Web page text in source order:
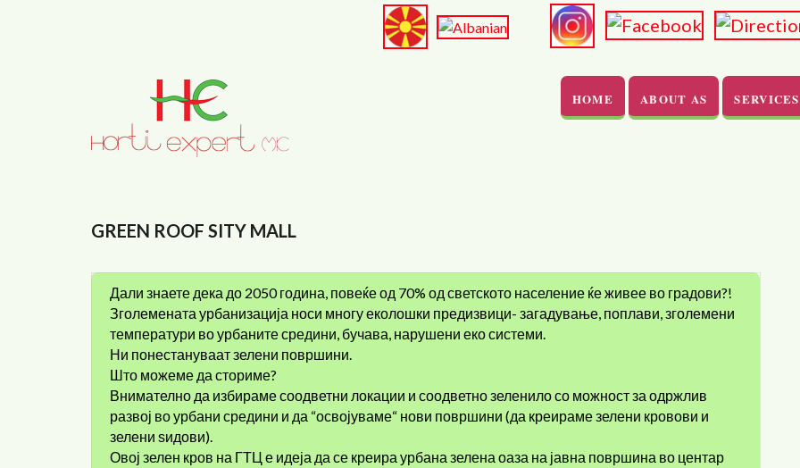
HOME ABOUT AS SERVICES
GREEN ROOF SITY ​​MALL
Дали знаете дека до 2050 година, повеќе од 70% од светското население ќе живее во градови?!
Зголемената урбанизација носи многу еколошки предизвици- загадување, поплави, зголемени
температури во урбаните средини, бучава, нарушени еко системи.
Ни понестануваат зелени површини.
Што можеме да сториме?
Внимателно да избираме соодветни локации и соодветно зеленило со можност за одржлив
развој во урбани средини и да “освојуваме“ нови површини (да креираме зелени кровови и
зелени ѕидови).
Овој зелен кров на ГТЦ е идеја да се креира урбана зелена оаза на јавна површина во центар